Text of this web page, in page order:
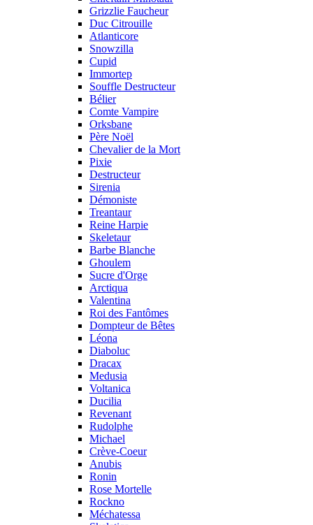
Grizzlie Faucheur
Duc Citrouille
Atlanticore
Snowzilla
Cupid
Immortep
Souffle Destructeur
Bélier
Comte Vampire
Orksbane
Père Noël
Chevalier de la Mort
Pixie
Destructeur
Sirenia
Démoniste
Treantaur
Reine Harpie
Skeletaur
Barbe Blanche
Ghoulem
Sucre d'Orge
Arctiqua
Valentina
Roi des Fantômes
Dompteur de Bêtes
Léona
Diaboluc
Dracax
Medusia
Voltanica
Ducilia
Revenant
Rudolphe
Michael
Crève-Coeur
Anubis
Ronin
Rose Mortelle
Rockno
Méchatessa